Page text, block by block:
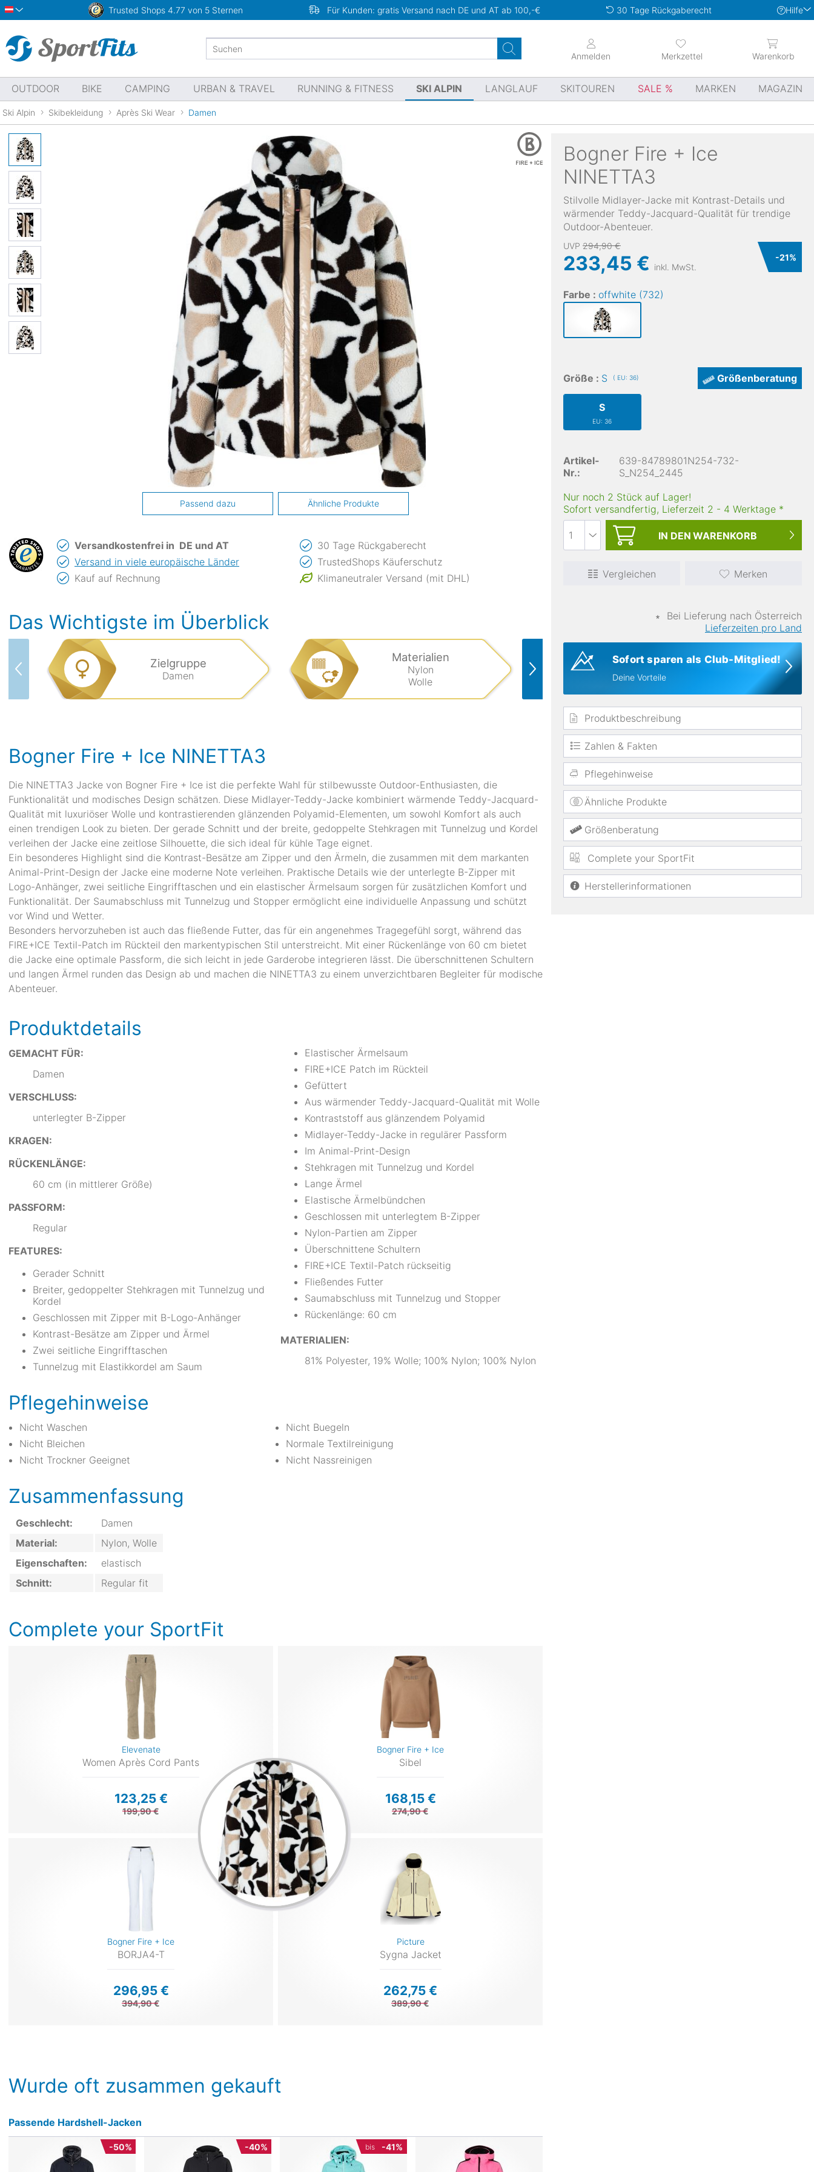
Österreich Trusted Shops 4.77 von 5 Sternen Für Kunden: gratis Versand nach DE und AT ab 100,-€ 30 Tage Rückgaberecht Hilfe
Merkzettel
Anmelden Warenkorb
OUTDOOR BIKE CAMPING URBAN & TRAVEL RUNNING & FITNESS SKI ALPIN LANGLAUF SKITOUREN SALE MARKEN MAGAZIN
Ski Alpin Skibekleidung Après Ski Wear Damen
Bogner Fire + Ice
NINETTA3
Stilvolle Midlayer-Jacke mit Kontrast-Details und
wärmender Teddy-Jacquard-Qualität für trendige
Outdoor-Abenteuer.
UVP 294,90 €
233,45 € inkl. MwSt.
-21%
Farbe : offwhite (732)
Größe : S ( EU: 36) Größenberatung
S
EU: 36
Artikel-
Nr.:
639-84789801N254-732-
S_N254_2445
Nur noch 2 Stück auf Lager!
Sofort versandfertig, Lieferzeit 2 - 4 Werktage *
IN DEN WARENKORB
Vergleichen Merken
∗
Bei Lieferung nach Österreich
Lieferzeiten pro Land
Sofort sparen als Club-Mitglied!
Deine Vorteile
Produktbeschreibung
Zahlen & Fakten
Pflegehinweise
Ähnliche Produkte
Größenberatung
Complete your SportFit
Herstellerinformationen
Passend dazu Ähnliche Produkte
Versandkostenfrei in DE und AT
Versand in viele europäische Länder
Kauf auf Rechnung
30 Tage Rückgaberecht
TrustedShops Käuferschutz
Klimaneutraler Versand (mit DHL)
Das Wichtigste im Überblick
Zielgruppe
Damen
Materialien
Nylon
Wolle
elastisch
Bogner Fire + Ice NINETTA3
Die NINETTA3 Jacke von Bogner Fire + Ice ist die perfekte Wahl für stilbewusste Outdoor-Enthusiasten, die
Funktionalität und modisches Design schätzen. Diese Midlayer-Teddy-Jacke kombiniert wärmende Teddy-Jacquard-
Qualität mit luxuriöser Wolle und kontrastierenden glänzenden Polyamid-Elementen, um sowohl Komfort als auch
einen trendigen Look zu bieten. Der gerade Schnitt und der breite, gedoppelte Stehkragen mit Tunnelzug und Kordel
verleihen der Jacke eine zeitlose Silhouette, die sich ideal für kühle Tage eignet.
Ein besonderes Highlight sind die Kontrast-Besätze am Zipper und den Ärmeln, die zusammen mit dem markanten
Animal-Print-Design der Jacke eine moderne Note verleihen. Praktische Details wie der unterlegte B-Zipper mit
Logo-Anhänger, zwei seitliche Eingrifftaschen und ein elastischer Ärmelsaum sorgen für zusätzlichen Komfort und
Funktionalität. Der Saumabschluss mit Tunnelzug und Stopper ermöglicht eine individuelle Anpassung und schützt
vor Wind und Wetter.
Besonders hervorzuheben ist auch das fließende Futter, das für ein angenehmes Tragegefühl sorgt, während das
FIRE+ICE Textil-Patch im Rückteil den markentypischen Stil unterstreicht. Mit einer Rückenlänge von 60 cm bietet
die Jacke eine optimale Passform, die sich leicht in jede Garderobe integrieren lässt. Die überschnittenen Schultern
und langen Ärmel runden das Design ab und machen die NINETTA3 zu einem unverzichtbaren Begleiter für modische
Abenteuer.
Produktdetails
GEMACHT FÜR:
Damen
VERSCHLUSS:
unterlegter B-Zipper
KRAGEN:
RÜCKENLÄNGE:
60 cm (in mittlerer Größe)
PASSFORM:
Regular
FEATURES:
Gerader Schnitt
Breiter, gedoppelter Stehkragen mit Tunnelzug und
Kordel
Geschlossen mit Zipper mit B-Logo-Anhänger
Kontrast-Besätze am Zipper und Ärmel
Zwei seitliche Eingrifftaschen
Tunnelzug mit Elastikkordel am Saum
Elastischer Ärmelsaum
FIRE+ICE Patch im Rückteil
Gefüttert
Aus wärmender Teddy-Jacquard-Qualität mit Wolle
Kontraststoff aus glänzendem Polyamid
Midlayer-Teddy-Jacke in regulärer Passform
Im Animal-Print-Design
Stehkragen mit Tunnelzug und Kordel
Lange Ärmel
Elastische Ärmelbündchen
Geschlossen mit unterlegtem B-Zipper
Nylon-Partien am Zipper
Überschnittene Schultern
FIRE+ICE Textil-Patch rückseitig
Fließendes Futter
Saumabschluss mit Tunnelzug und Stopper
Rückenlänge: 60 cm
MATERIALIEN:
81% Polyester, 19% Wolle; 100% Nylon; 100% Nylon
Pflegehinweise
Nicht Waschen
Nicht Bleichen
Nicht Trockner Geeignet
Nicht Buegeln
Normale Textilreinigung
Nicht Nassreinigen
Zusammenfassung
Geschlecht:
Damen
Material:
Nylon, Wolle
Eigenschaften:
elastisch
Schnitt:
Regular fit
Complete your SportFit
Elevenate
Women Après Cord Pants
123,25 €
199,90 €
Bogner Fire + Ice
Sibel
168,15 €
274,90 €
Bogner Fire + Ice
BORJA4-T
296,95 €
394,90 €
Picture
Sygna Jacket
262,75 €
389,90 €
Wurde oft zusammen gekauft
Passende Hardshell-Jacken
-50% -40% bis -41%